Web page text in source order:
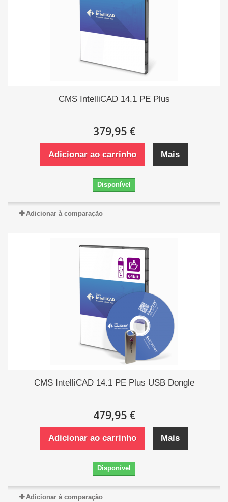
CMS IntelliCAD 14.1 PE Plus
379,95 €
Adicionar ao carrinho Mais
Disponível
Adicionar à comparação
CMS IntelliCAD 14.1 PE Plus USB Dongle
479,95 €
Adicionar ao carrinho Mais
Disponível
Adicionar à comparação